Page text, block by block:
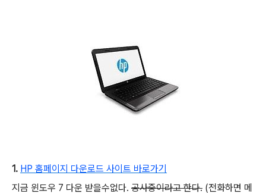
1. HP 홈페이지 다운로드 사이트 바로가기
지금 윈도우 7 다운 받을수없다. 공사중이라고 한다. (전화하면 메